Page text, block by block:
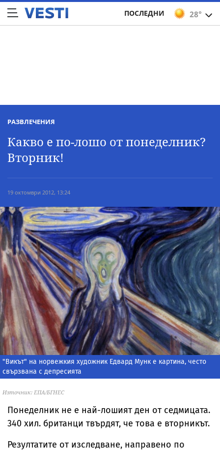
28°
ПОСЛЕДНИ
РАЗВЛЕЧЕНИЯ
Какво е по-лошо от понеделник?
Вторник!
19 октомври 2012, 13:24
"Викът" на норвежкия художник Едвард Мунк е картина, често
свързвана с депресията
Източник: ЕПА/БГНЕС
Понеделник не е най-лошият ден от седмицата.
340 хил. британци твърдят, че това е вторникът.
Резултатите от изследване, направено по